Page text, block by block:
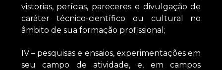
vistorias, perícias, pareceres e divulgação de
caráter técnico-científico ou cultural no
âmbito de sua formação profissional;
IV – pesquisas e ensaios, experimentações em
seu campo de atividade, e, em campos